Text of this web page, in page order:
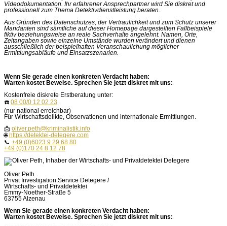
Videodokumentation. Ihr erfahrener Ansprechpartner wird Sie diskret und
professionell zum Thema Detektivdienstleistung beraten.
Aus Gründen des Datenschutzes, der Vertraulichkeit und zum Schutz unserer
Mandanten sind sämtliche auf dieser Homepage dargestellten Fallbeispiele
fiktiv beziehungsweise an reale Sachverhalte angelehnt. Namen, Orte,
Zeitangaben sowie einzelne Umstände wurden verändert und dienen
ausschließlich der beispielhaften Veranschaulichung möglicher
Ermittlungsabläufe und Einsatzszenarien.
Wenn Sie gerade einen konkreten Verdacht haben:
Warten kostet Beweise. Sprechen Sie jetzt diskret mit uns:
Kostenfreie diskrete Erstberatung unter:
☎️ 08 00/0 12 02 23
(nur national erreichbar)
Für Wirtschaftsdelikte, Observationen und internationale Ermittlungen.
📩 oliver.peth@kriminalistik.info
🌐 https://detektei-detegere.com
📞 +49 (0)6023 9 29 68 80
+49 (0)170 24 8 12 78
Oliver Peth
Privat Investigation Service Detegere /
Wirtschafts- und Privatdetektei
Emmy-Noether-Straße 5
63755 Alzenau
Wenn Sie gerade einen konkreten Verdacht haben:
Warten kostet Beweise. Sprechen Sie jetzt diskret mit uns: